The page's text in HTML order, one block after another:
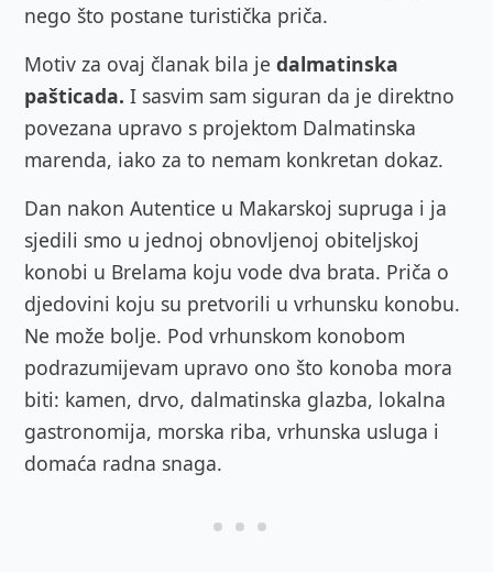
nego što postane turistička priča.
Motiv za ovaj članak bila je dalmatinska
pašticada. I sasvim sam siguran da je direktno
povezana upravo s projektom Dalmatinska
marenda, iako za to nemam konkretan dokaz.
Dan nakon Autentice u Makarskoj supruga i ja
sjedili smo u jednoj obnovljenoj obiteljskoj
konobi u Brelama koju vode dva brata. Priča o
djedovini koju su pretvorili u vrhunsku konobu.
Ne može bolje. Pod vrhunskom konobom
podrazumijevam upravo ono što konoba mora
biti: kamen, drvo, dalmatinska glazba, lokalna
gastronomija, morska riba, vrhunska usluga i
domaća radna snaga.